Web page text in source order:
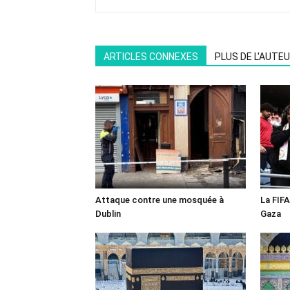
ARTICLES CONNEXES PLUS DE
Attaque contre une mosquée à
Dublin
La
Gaza